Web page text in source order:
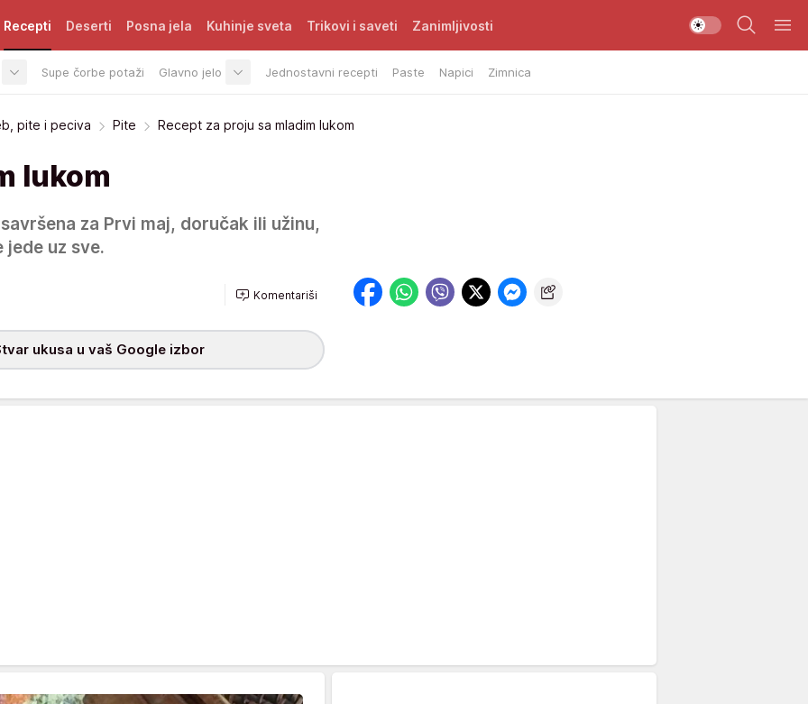
Recepti
Supe čorbe potaži Glavno jelo Jednostavni recepti Paste Napici Zimnica
Deserti Posna jela Kuhinje sveta Trikovi i saveti Zanimljivosti
pite i peciva Pite Recept za proju sa mladim lukom
lukom
za Prvi maj, doručak ili užinu,
jede uz sve.
Komentariši
ukusa u vaš Google izbor